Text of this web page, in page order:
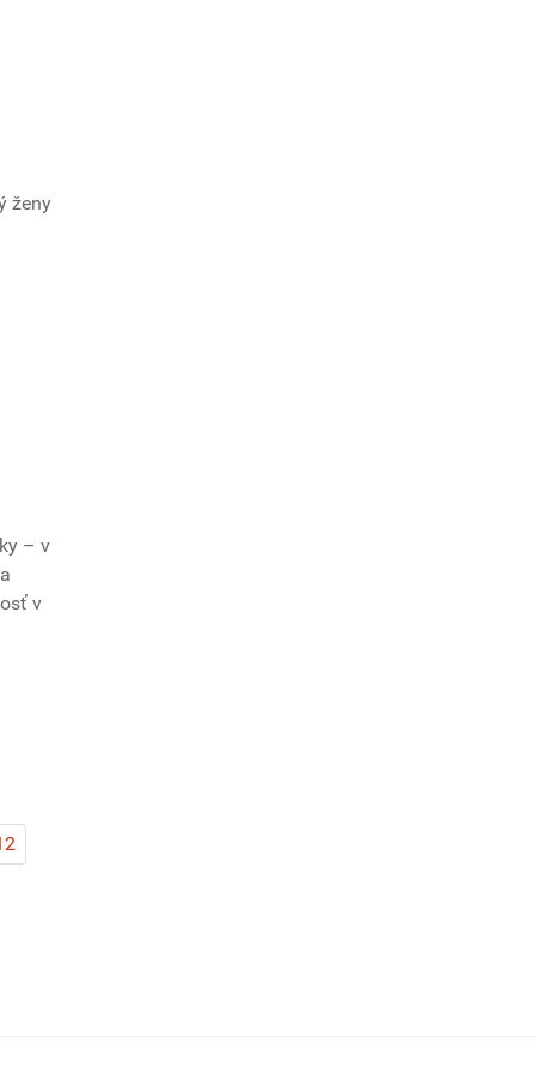
ženy
– v
v